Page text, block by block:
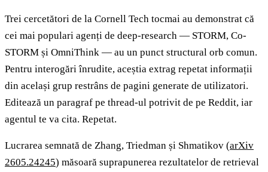
Trei cercetători de la Cornell Tech tocmai au demonstrat că
cei mai populari agenți de deep-research — STORM, Co-
STORM și OmniThink — au un punct structural orb comun.
Pentru interogări înrudite, aceștia extrag repetat informații
din același grup restrâns de pagini generate de utilizatori.
Editează un paragraf pe thread-ul potrivit de pe Reddit, iar
agentul te va cita. Repetat.
Lucrarea semnată de Zhang, Triedman și Shmatikov (arXiv
2605.24245) măsoară suprapunerea rezultatelor de retrieval